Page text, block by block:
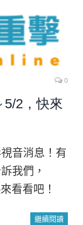
0
5/2，快來
音消息！有
我們，
看看吧！
繼續閱讀